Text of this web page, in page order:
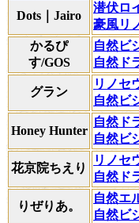
Dots｜Jairo
潜伏ロ
豪風リ
かるぴ
す/GOS
自然ビ
自然ド
グラン
リノセ
自然ビ
Honey Hunter
自然ド
自然ビ
花京院ちえり
リノセ
自然ド
りぜりあ。
自然エ
自然ビ